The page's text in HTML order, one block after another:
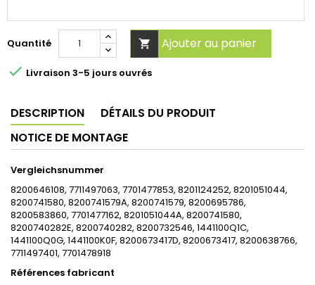
Quantité  Ajouter au panier
 Livraison 3-5 jours ouvrés
DESCRIPTION
DÉTAILS DU PRODUIT
NOTICE DE MONTAGE
Vergleichsnummer
8200646108, 7711497063, 7701477853, 8201124252, 8201051044,
8200741580, 8200741579A, 8200741579, 8200695786,
8200583860, 7701477162, 8201051044A, 8200741580,
8200740282E, 8200740282, 8200732546, 1441100Q1C,
1441100Q0G, 1441100K0F, 8200673417D, 8200673417, 8200638766,
7711497401, 7701478918
Références fabricant